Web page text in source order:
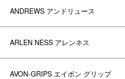
ANDREWS アンドリュース
ARLEN NESS アレンネス
AVON-GRIPS エイボン グリップ